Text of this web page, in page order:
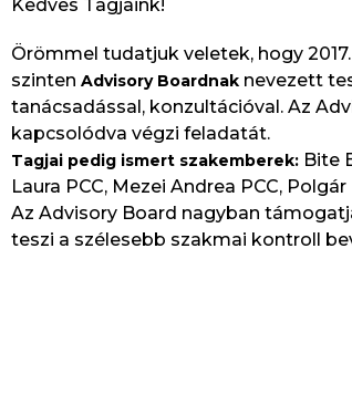
Kedves Tagjaink!
Örömmel tudatjuk veletek, hogy
szinten Advisory Boardnak nevezett
tanácsadással, konzultációval. Az
kapcsolódva végzi feladatát.
Tagjai pedig ismert szakemberek: Bite
Laura PCC, Mezei Andrea PCC,
Az Advisory Board nagyban
teszi a szélesebb szakmai kontroll